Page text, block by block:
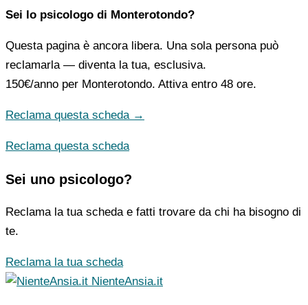
Sei lo psicologo di Monterotondo?
Questa pagina è ancora libera. Una sola persona può
reclamarla — diventa la tua, esclusiva.
150€/anno per Monterotondo. Attiva entro 48 ore.
Reclama questa scheda →
Reclama questa scheda
Sei uno psicologo?
Reclama la tua scheda e fatti trovare da chi ha bisogno di
te.
Reclama la tua scheda
NienteAnsia.it